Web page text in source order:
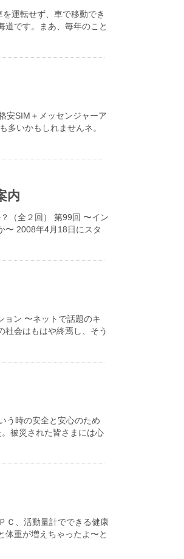
運転せず、車で移動でき
道です。まあ、毎年のこと
安SIM＋メッセンジャーア
多いかもしれませんネ。
内
（全２回） 第99回 〜イン
〜 2008年4月18日にスタ
ョン 〜ネットで話題のキ
社会はもはや終焉し、そう
う時の安全と安心のため
被災された皆さまには心
Ｃ、活動量計でできる健康
体重が増えちゃったよ〜と